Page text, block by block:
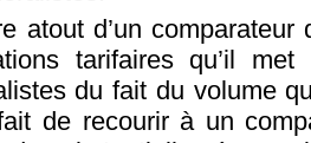
atout d’un
tarifaires qu’il
du fait du volume
de recourir à un